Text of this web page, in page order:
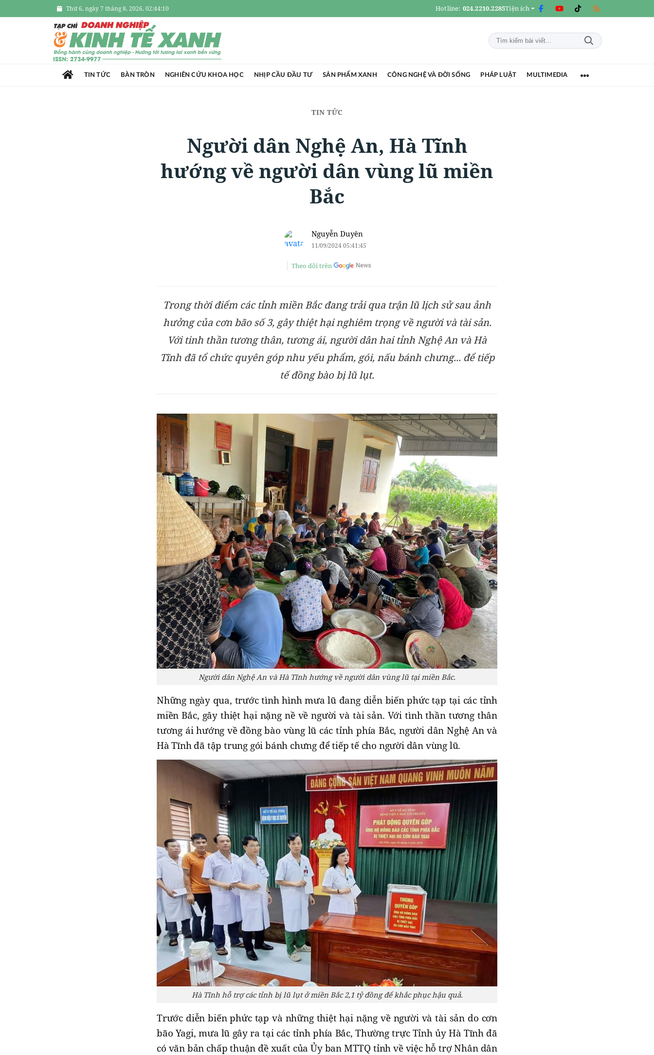
Thứ 6, ngày 7 tháng 8, 2026, 02:44:12 Hotline: 024.2210.2285Tiện ích
TIN TỨC BÀN TRÒN NGHIÊN CỨU KHOA HỌC NHỊP CẦU ĐẦU TƯ SẢN PHẨM XANH CÔNG NGHỆ VÀ ĐỜI SỐNG PHÁP LUẬT MULTIMEDIA
TIN TỨC
Người dân Nghệ An, Hà Tĩnh
hướng về người dân vùng lũ miền
Bắc
Nguyễn Duyên
11/09/2024 05:41:45
Theo dõi trên
Trong thời điểm các tỉnh miền Bắc đang trải qua trận lũ lịch sử sau ảnh
hưởng của cơn bão số 3, gây thiệt hại nghiêm trọng về người và tài sản.
Với tinh thần tương thân, tương ái, người dân hai tỉnh Nghệ An và Hà
Tĩnh đã tổ chức quyên góp nhu yếu phẩm, gói, nấu bánh chưng... để tiếp
tế đồng bào bị lũ lụt.
Người dân Nghệ An và Hà Tĩnh hướng về người dân vùng lũ tại miền Bắc.
Những ngày qua, trước tình hình mưa lũ đang diễn biến phức tạp tại các tỉnh
miền Bắc, gây thiệt hại nặng nề về người và tài sản. Với tình thần tương thân
tương ái hướng về đồng bào vùng lũ các tỉnh phía Bắc, người dân Nghệ An và
Hà Tĩnh đã tập trung gói bánh chưng để tiếp tế cho người dân vùng lũ.
Hà Tĩnh hỗ trợ các tỉnh bị lũ lụt ở miền Bắc 2,1 tỷ đồng để khắc phục hậu quả.
Trước diễn biến phức tạp và những thiệt hại nặng về người và tài sản do cơn
bão Yagi, mưa lũ gây ra tại các tỉnh phía Bắc, Thường trực Tỉnh ủy Hà Tĩnh đã
có văn bản chấp thuận đề xuất của Ủy ban MTTQ tỉnh về việc hỗ trợ Nhân dân